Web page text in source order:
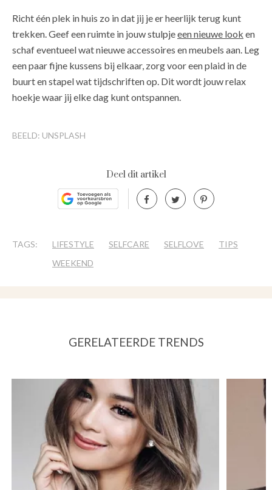
Richt één plek in huis zo in dat jij je er heerlijk terug kunt
trekken. Geef een ruimte in jouw stulpjeeen nieuwe look en
schaf eventueel wat nieuwe accessoires en meubels aan. Leg
een paar fijne kussens bij elkaar, zorg voor een plaid in de
buurt en stapel wat tijdschriften op. Dit wordt jouw relax
hoekje waar jij elke dag kunt ontspannen.
BEELD: UNSPLASH
Deel dit artikel
TAGS: LIFESTYLE SELFCARE SELFLOVE
TIPS
WEEKEND
GERELATEERDE TRENDS